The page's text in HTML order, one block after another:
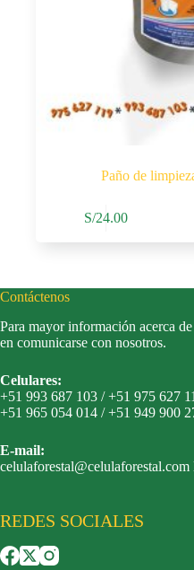
Paño de
S/24.00
Contáctenos
Para mayor información acerca
en comunicarse con nosotros.
Celulares:
+51 993 687 103 / +51 975 627
+51 965 054 014 / +51 949 900
E-mail:
REDES SOCIALES